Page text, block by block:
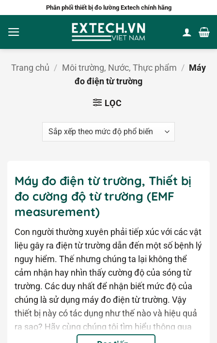
nội
dung
Phân phối thiết bị đo lường Extech chính hãng
Trang chủ / Môi trường, Nước, Thực phẩm /
Máy
đo điện từ trường
LỌC
Máy đo điện từ trường, Thiết bị
đo cường độ từ trường (EMF
measurement)
Con người thường xuyên phải tiếp xúc với các vật
liệu gây ra điện từ trường dẫn đến một số bệnh lý
nguy hiểm. Thế nhưng chúng ta lại không thể
cảm nhận hay nhìn thấy cường độ của sóng từ
trường. Các duy nhất để nhận biết mức độ của
chúng là sử dụng máy đo điện từ trường. Vậy
thiết bị này có tác dụng như thế nào và hiệu quả
ra sao? Hãy cùng chúng tôi tìm hiểu thông qua